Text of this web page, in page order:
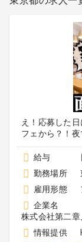
え！応募した
フェから？！
給与
勤務場所
雇用形態
企業名
株式会社第二
情報提供